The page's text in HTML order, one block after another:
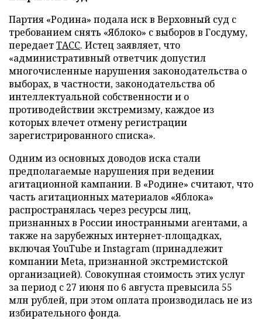
Партия «Родина» подала иск в Верховный суд с
требованием снять «Яблоко» с выборов в Госдуму,
передаетТАСС. Истец заявляет, что
«административный ответчик допустил
многочисленные нарушения законодательства о
выборах, в частности, законодательства об
интеллектуальной собственности и о
противодействии экстремизму, каждое из
которых влечет отмену регистрации
зарегистрированного списка».
Одним из основных доводов иска стали
предполагаемые нарушения при ведении
агитационной кампании. В «Родине» считают, что
часть агитационных материалов «Яблока»
распространялась через ресурсы лиц,
признанных в России иностранными агентами, а
также на зарубежных интернет-площадках,
включая YouTube и Instagram (принадлежит
компании Meta, признанной экстремистской
организацией). Совокупная стоимость этих услуг
за период с 27 июня по 6 августа превысила 55
млн рублей, при этом оплата производилась не из
избирательного фонда.